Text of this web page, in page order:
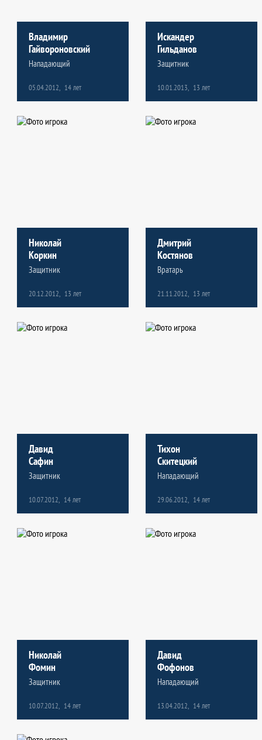
Владимир
Гайвороновский
Нападающий
05.04.2012, 14 лет
Искандер
Гильданов
Защитник
10.01.2013, 13 лет
Николай
Коркин
Защитник
20.12.2012, 13 лет
Дмитрий
Костянов
Вратарь
21.11.2012, 13 лет
Давид
Сафин
Защитник
10.07.2012, 14 лет
Тихон
Скитецкий
Нападающий
29.06.2012, 14 лет
Николай
Фомин
Защитник
10.07.2012, 14 лет
Давид
Фофонов
Нападающий
13.04.2012, 14 лет